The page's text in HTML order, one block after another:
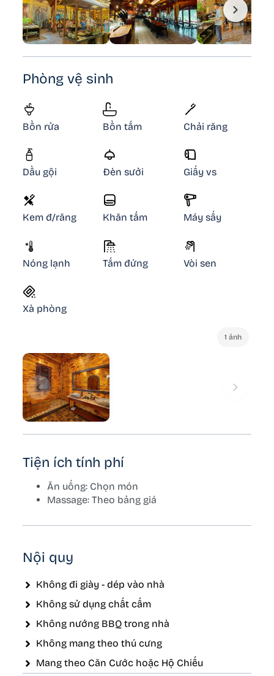
Phòng vệ sinh
Bồn rửa Bồn tắm Chải răng
Dầu gội Đèn sưởi Giấy vs
Kem đ/răng Khăn tắm Máy sấy
Nóng lạnh Tắm đứng Vòi sen
Xà phòng
1 ảnh
Tiện ích tính phí
Ăn uống: Chọn món
Massage: Theo bảng giá
Nội quy
Không đi giày - dép vào nhà
Không sử dụng chất cấm
Không nướng BBQ trong nhà
Không mang theo thú cưng
Mang theo Căn Cước hoặc Hộ Chiếu